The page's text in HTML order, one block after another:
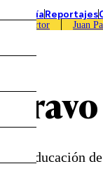
EconomíaReportajes
Caso Sartor Juan
de Educación